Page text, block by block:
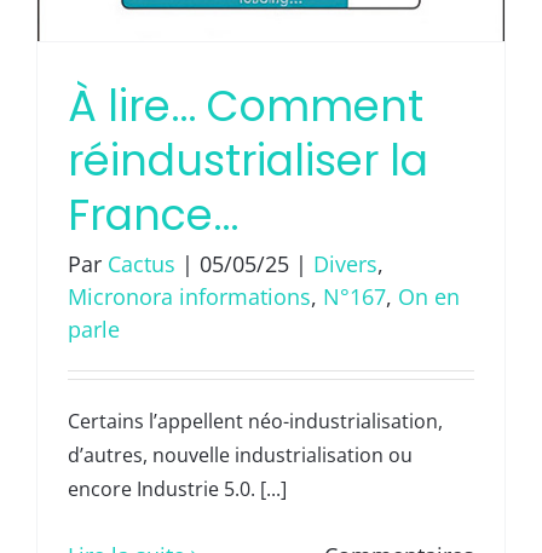
Gifas
À lire… Comment
réindustrialiser la
France…
Par Cactus | 05/05/25 | Divers,
Micronora informations, N°167, On en
parle
Certains l’appellent néo-industrialisation,
d’autres, nouvelle industrialisation ou
encore Industrie 5.0. [...]